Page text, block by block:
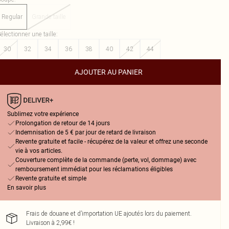
Regular Grande taille
une taille:
30
32 34 36 38 40 42 44
AJOUTER AU PANIER
Sublimez votre expérience
Prolongation de retour de 14 jours
Indemnisation de 5 € par jour de retard de livraison
Revente gratuite et facile - récupérez de la valeur et offrez une seconde
vie à vos articles.
Couverture complète de la commande (perte, vol, dommage) avec
remboursement immédiat pour les réclamations éligibles
Revente gratuite et simple
En savoir plus
Frais de douane et d’importation UE ajoutés lors du paiement.
Livraison à 2,99€ !